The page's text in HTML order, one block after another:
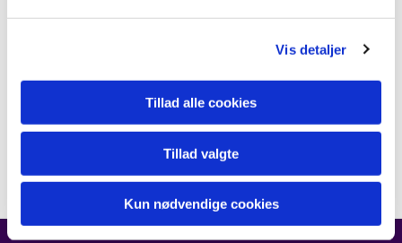
Vis detaljer
Tillad alle cookies
Tillad valgte
Kun nødvendige cookies